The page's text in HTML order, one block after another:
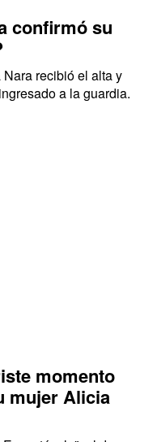
confirmó su
recibió el alta y
a la guardia.
momento
mujer Alicia